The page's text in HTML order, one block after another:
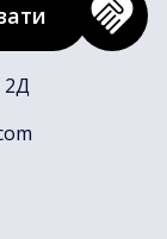
2Д